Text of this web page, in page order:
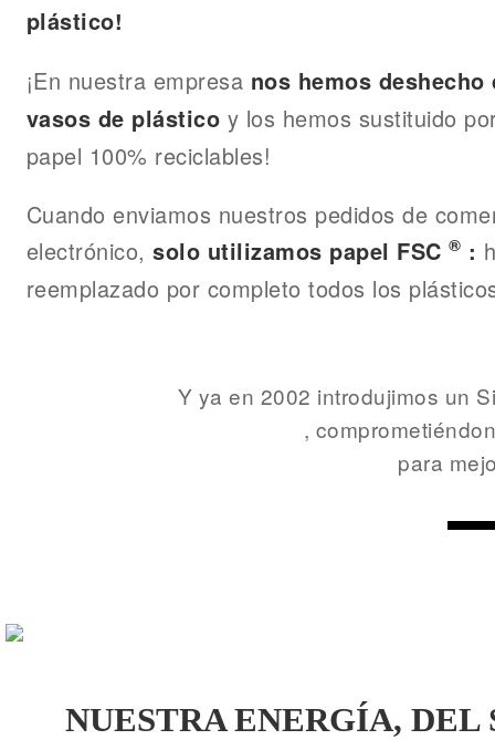
plástico!
¡En nuestra empresa nos hemos
vasos de plástico y los hemos sustituido
papel 100% reciclables!
Cuando enviamos nuestros pedidos de
electrónico,solo utilizamos papel FSC® :
reemplazado por completo todos los
Y ya en 2002 introdujimos un
,
para
NUESTRA ENERGÍA, DEL